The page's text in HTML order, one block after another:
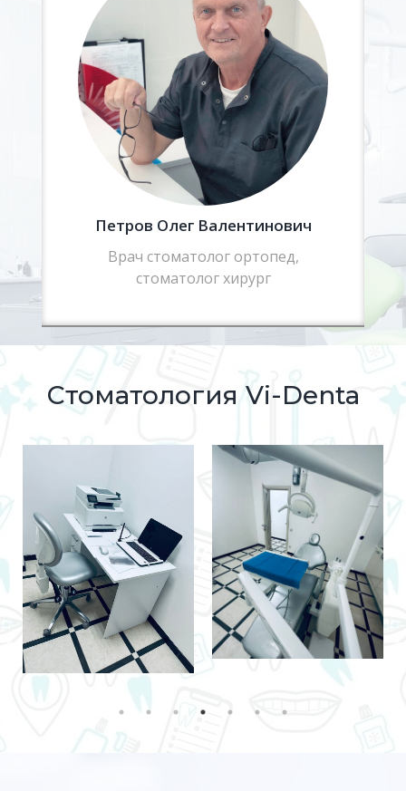
Петров Олег Валентинович
Врач стоматолог ортопед,
стоматолог хирург
Стоматология Vi-Denta